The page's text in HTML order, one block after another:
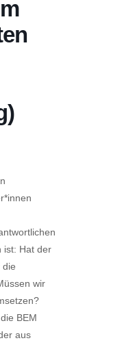
ist: Hat der
die
wir
BEM
aus